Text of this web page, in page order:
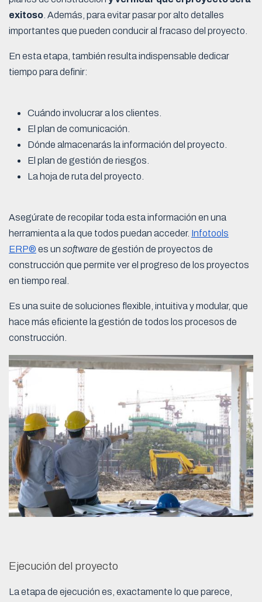
exitoso . Además, para evitar pasar por alto detalles
importantes que pueden conducir al fracaso del proyecto.
En esta etapa, también resulta indispensable dedicar
tiempo para definir:
Cuándo involucrar a los clientes.
El plan de comunicación.
Dónde almacenarás la información del proyecto.
El plan de gestión de riesgos.
La hoja de ruta del proyecto.
Asegúrate de recopilar toda esta información en una
herramienta a la que todos puedan acceder. Infotools
ERP® es un software de gestión de proyectos de
construcción que permite ver el progreso de los proyectos
en tiempo real.
Es una suite de soluciones flexible, intuitiva y modular, que
hace más eficiente la gestión de todos los procesos de
construcción.
Ejecución del proyecto
La etapa de ejecución es, exactamente lo que parece,